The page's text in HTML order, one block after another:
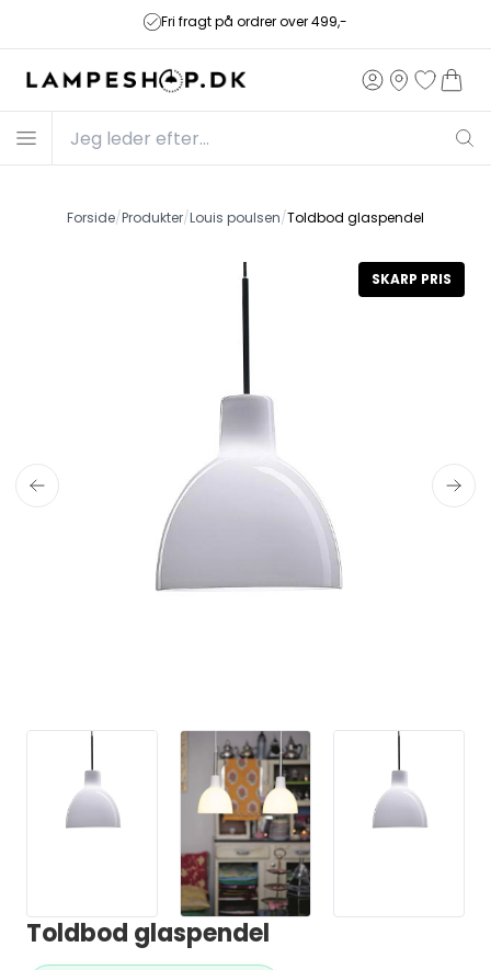
Fri fragt på ordrer over 499,-
Forside/Produkter/Louis poulsen/Toldbod glaspendel
SKARP PRIS
Toldbod glaspendel